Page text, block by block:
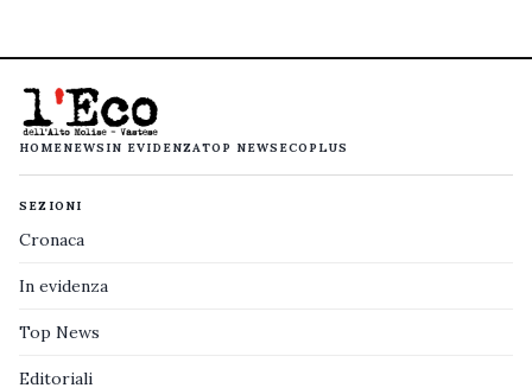
HOMENEWS IN EVIDENZATOP NEWS ECOPLUS
SEZIONI
Cronaca
In evidenza
Top News
Editoriali